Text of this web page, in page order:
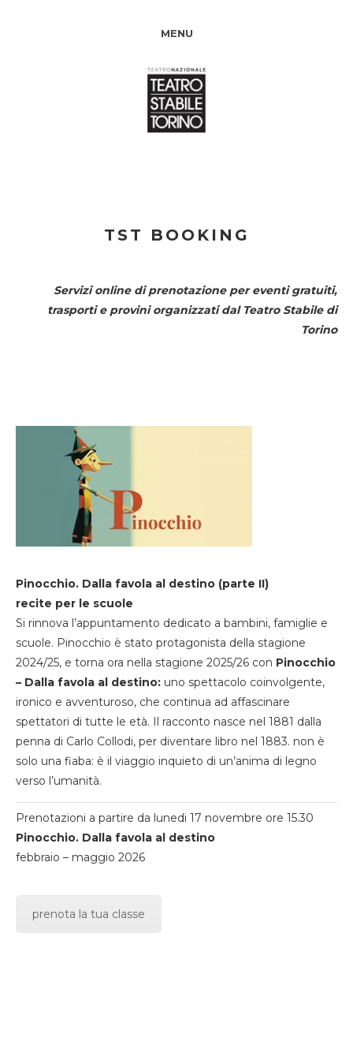
MENU
TST BOOKING
Servizi online di prenotazione per eventi gratuiti,
trasporti e provini organizzati dal Teatro Stabile di
Torino
Pinocchio. Dalla favola al destino (parte II)
recite per le scuole
Si rinnova l’appuntamento dedicato a bambini, famiglie e
scuole. Pinocchio è stato protagonista della stagione
2024/25, e torna ora nella stagione 2025/26 con Pinocchio
– Dalla favola al destino: uno spettacolo coinvolgente,
ironico e avventuroso, che continua ad affascinare
spettatori di tutte le età. Il racconto nasce nel 1881 dalla
penna di Carlo Collodi, per diventare libro nel 1883. non è
solo una fiaba: è il viaggio inquieto di un’anima di legno
verso l’umanità.
Prenotazioni a partire da lunedi 17 novembre ore 15.30
Pinocchio. Dalla favola al destino
febbraio – maggio 2026
prenota la tua classe